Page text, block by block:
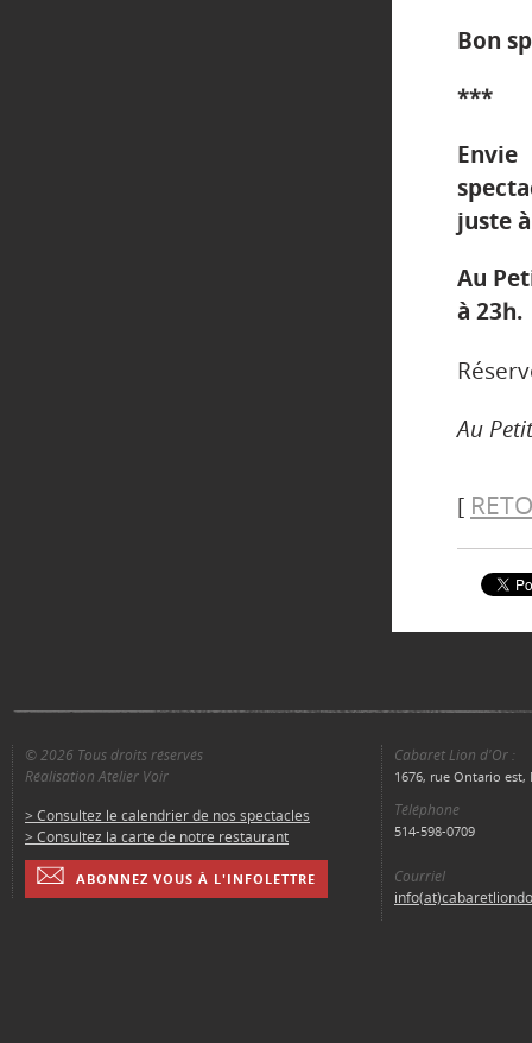
Bon
***
juste
Au
à 23h.
Au
[
© 2026 Tous droits réservés
Réalisation Atelier Voir
> Consultez le calendrier de nos spectacles
> Consultez la carte de notre restaurant
ABONNEZ VOUS À L'INFOLETTRE
Cabaret Lion d'Or :
1676, rue Ontario est,
Téléphone
514-598-0709
Courriel